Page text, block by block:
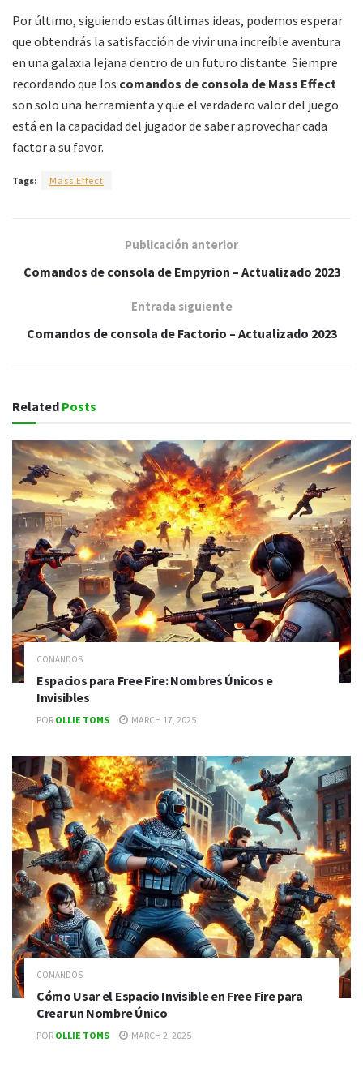
Por último, siguiendo estas últimas ideas, podemos esperar
que obtendrás la satisfacción de vivir una increíble aventura
en una galaxia lejana dentro de un futuro distante. Siempre
recordando que los comandos de consola de Mass Effect
son solo una herramienta y que el verdadero valor del juego
está en la capacidad del jugador de saber aprovechar cada
factor a su favor.
Tags: Mass Effect
Publicación anterior
Comandos de consola de Empyrion – Actualizado 2023
Entrada siguiente
Comandos de consola de Factorio – Actualizado 2023
Related Posts
COMANDOS
Espacios para Free Fire: Nombres Únicos e
Invisibles
POR OLLIE TOMS MARCH 17, 2025
COMANDOS
Cómo Usar el Espacio Invisible en Free Fire para
Crear un Nombre Único
POR OLLIE TOMS MARCH 2, 2025